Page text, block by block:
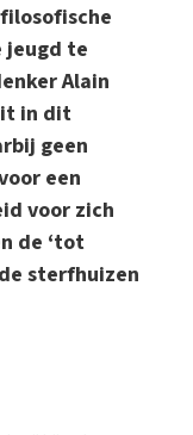
jeugd te
Alain
in dit
geen
een
voor zich
de ‘tot
sterfhuizen